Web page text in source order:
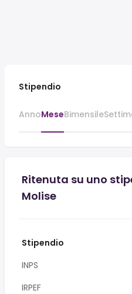
Stipendio
AnnoMeseBimensile
Ritenuta su uno
Molise
Stipendio
INPS
IRPEF